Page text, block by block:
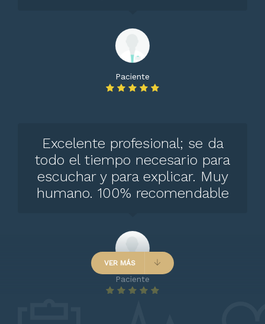
Paciente
Excelente profesional; se da
todo el tiempo necesario para
escuchar y para explicar. Muy
humano. 100% recomendable
Paciente
VER MÁS